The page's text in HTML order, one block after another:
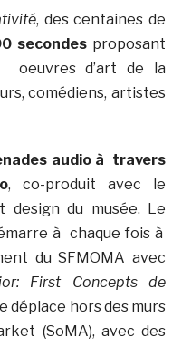
, des centaines de
secondesproposant
oeuvres d’art de la
comédiens, artistes
audio à travers
, co-produit avec le
du musée. Le
à chaque fois à
du SFMOMA avec
First Concepts de
déplace hors des murs
(SoMA), avec des